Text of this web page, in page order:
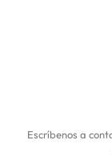
Escríbenos a